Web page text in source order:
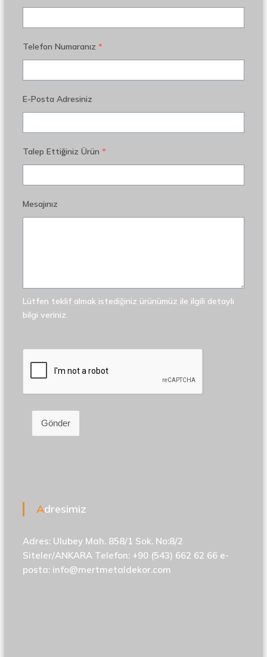
Telefon Numaranız *
E-Posta Adresiniz
Talep Ettiğiniz Ürün *
Mesajınız
Lütfen teklif almak istediğiniz ürünümüz ile ilgili detaylı
bilgi veriniz.
Gönder
Adresimiz
Adres: Ulubey Mah. 858/1 Sok. No:8/2
Siteler/ANKARA Telefon: +90 (543) 662 62 66 e-
posta: info@mertmetaldekor.com